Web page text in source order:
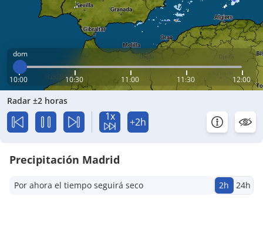
dom
10:00 10:30 11:00 11:30 12:00
Radar ±2 horas
1x +2h
Precipitación Madrid
Por ahora el tiempo seguirá seco 2h 24h